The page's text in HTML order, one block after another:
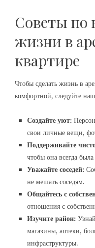
Советы по
жизни в
квартире
Чтобы сделать жизнь в
комфортной, следуйте
Создайте уют:
свои личные вещи,
Поддерживайте
чтобы она всегда
Уважайте соседей:
не мешать соседям.
Общайтесь с
отношения с
Изучите район:
магазины, аптеки,
инфраструктуры.